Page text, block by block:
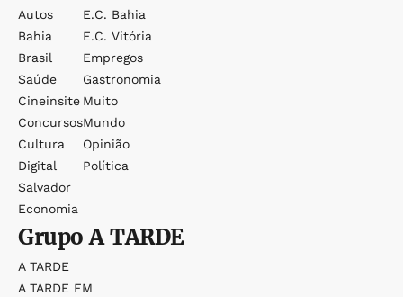
Autos
Bahia
Brasil
Saúde
Cineinsite
Concursos
Cultura
Digital
Salvador
Economia
E.c. Bahia
E.c. Vitória
Empregos
Gastronomia
Muito
Mundo
Opinião
Política
GrupoA TARDE
A TARDE
A TARDE FM